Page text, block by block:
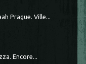
Prague. Ville...
Encore...